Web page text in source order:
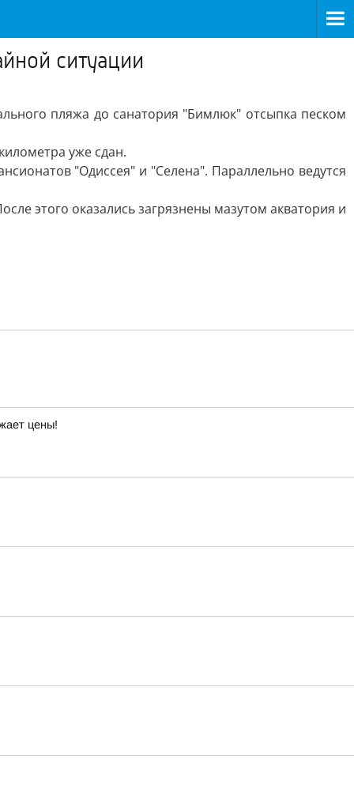
ситуации
пляжа до санатория "Бимлюк" отсыпка песком
уже сдан.
"Одиссея" и "Селена". Параллельно ведутся
этого оказались загрязнены мазутом акватория и
цены!